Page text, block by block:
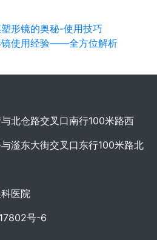
形镜的奥秘-使用技巧
镜使用经验——全方位解析
北仓路交叉口南行100米路西
滏东大街交叉口东行100米路北
医院
号-6